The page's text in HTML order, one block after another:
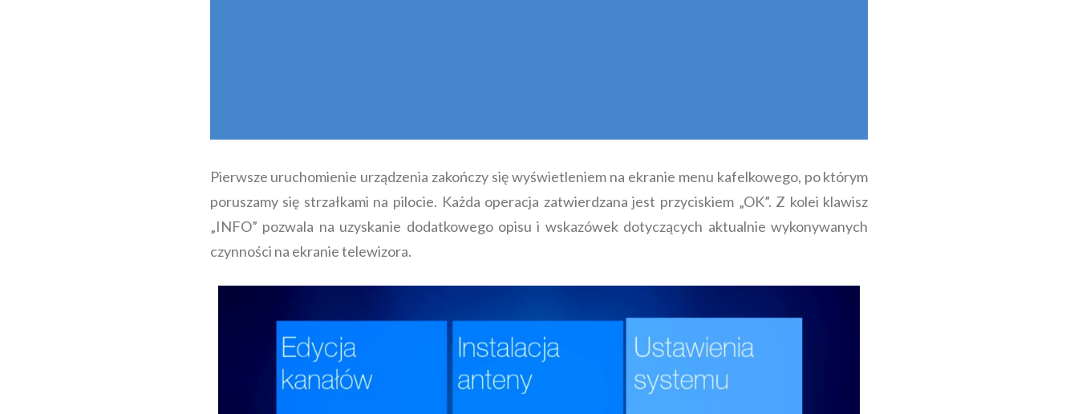
Pierwsze uruchomienie urządzenia zakończy się wyświetleniem na ekranie menu kafelkowego, po którym
poruszamy się strzałkami na pilocie. Każda operacja zatwierdzana jest przyciskiem „OK”. Z kolei klawisz
„INFO” pozwala na uzyskanie dodatkowego opisu i wskazówek dotyczących aktualnie wykonywanych
czynności na ekranie telewizora.